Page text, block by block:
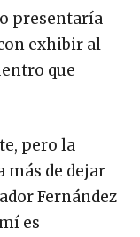
presentaría
exhibir al
que
pero la
más de dejar
Fernández
es